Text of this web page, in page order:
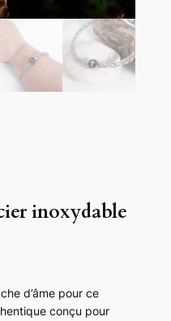
inoxydable
d’âme pour ce
conçu pour